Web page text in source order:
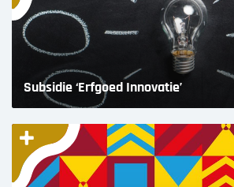
Subsidie ‘Erfgoed Innovatie’